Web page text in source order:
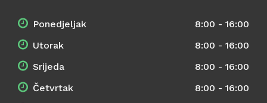
Ponedjeljak
8:00 - 16:00
Utorak
8:00 - 16:00
Srijeda
8:00 - 16:00
Četvrtak
8:00 - 16:00